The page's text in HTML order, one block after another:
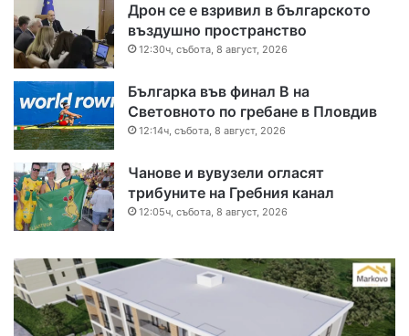
Дрон се е взривил в българското
въздушно пространство
12:30ч, събота, 8 август, 2026
Българка във финал B на
Световното по гребане в Пловдив
12:14ч, събота, 8 август, 2026
Чанове и вувузели огласят
трибуните на Гребния канал
12:05ч, събота, 8 август, 2026